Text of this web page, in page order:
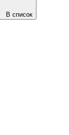
В список